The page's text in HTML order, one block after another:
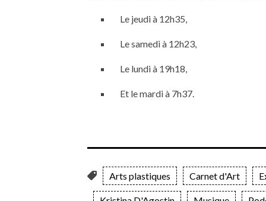
Le jeudi à 12h35,
Le samedi à 12h23,
Le lundi à 19h18,
Et le mardi à 7h37.
Arts plastiques Carnet d'Art